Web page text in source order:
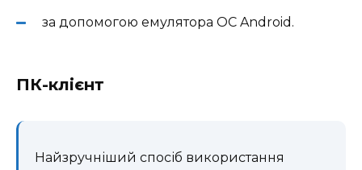
за допомогою емулятора ОС Android.
ПК-клієнт
Найзручніший спосіб використання